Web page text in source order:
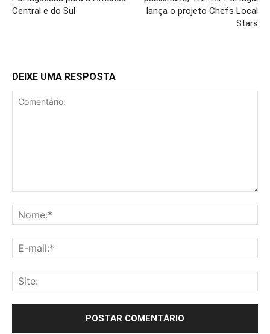
Central e do Sul
lança o projeto Chefs Local
Stars
DEIXE UMA RESPOSTA